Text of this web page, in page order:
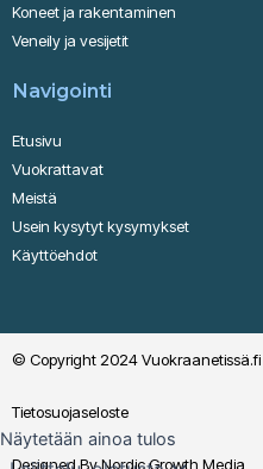
Näytetään ainoa tulos
Koneet ja rakentaminen
Veneily ja vesijetit
Navigointi
Etusivu
Vuokrattavat
Meistä
Usein kysytyt kysymykset
Käyttöehdot
© Copyright 2024 Vuokraanetissä.fi
Tietosuojaseloste
Designed By Nordic Growth Media